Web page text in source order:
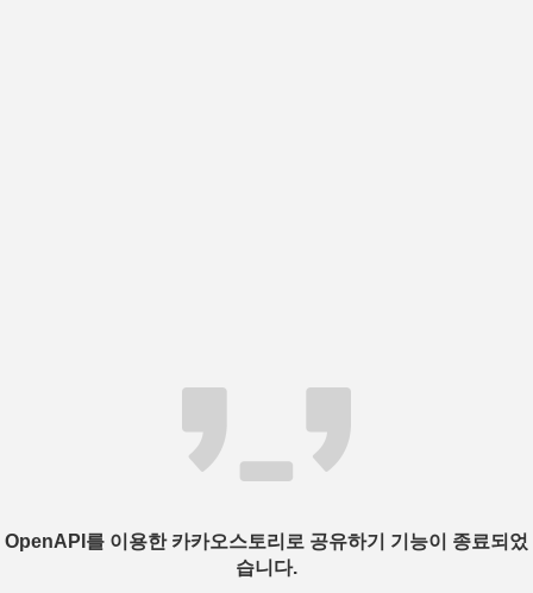
OpenAPI를 이용한 카카오스토리로 공유하기 기능이 종료되었
습니다.